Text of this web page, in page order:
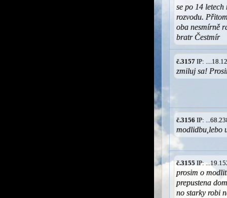
se po 14
rozvodu.
oba nesmírně
bratr Čestmír
č.3157 IP:
zmiluj sa!
č.3156 IP:
modlidbu,lebo
č.3155 IP:
prosim o
prepustena
no starky robi